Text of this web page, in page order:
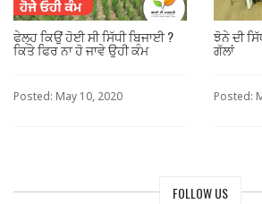
ਫੇਲ੍ਹ ਕਿਉਂ ਹੋਈ ਸੀ ਸਿੱਧੀ ਬਿਜਾਈ ?
ਕਿਤੇ ਫਿਰ ਨਾ ਹੋ ਜਾਵੇ ਉਹੀ ਕੰਮ
Posted: May 10, 2020
ਝੋਨੇ ਦੀ
ਗੱਲਾਂ
Posted:
FOLLOW US